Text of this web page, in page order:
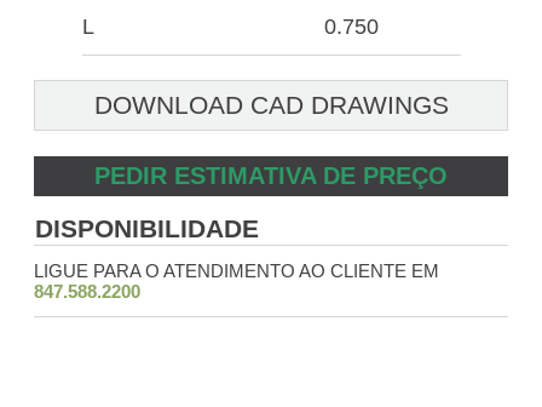
L 0.750
DOWNLOAD CAD DRAWINGS
PEDIR ESTIMATIVA DE PREÇO
DISPONIBILIDADE
LIGUE PARA O ATENDIMENTO AO CLIENTE EM
847.588.2200